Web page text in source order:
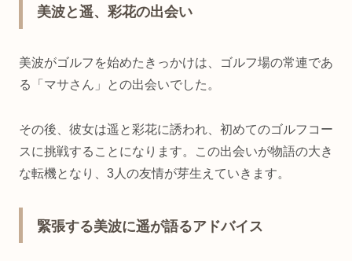
美波と遥、彩花の出会い
美波がゴルフを始めたきっかけは、ゴルフ場の常連であ
る「マサさん」との出会いでした。
その後、彼女は遥と彩花に誘われ、初めてのゴルフコー
スに挑戦することになります。この出会いが物語の大き
な転機となり、3人の友情が芽生えていきます。
緊張する美波に遥が語るアドバイス